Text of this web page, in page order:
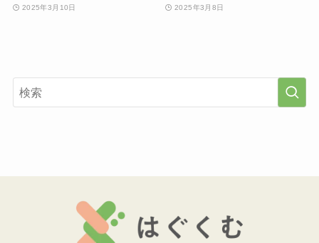
2025年3月10日 2025年3月8日